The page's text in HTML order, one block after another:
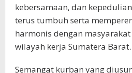
kebersamaan, dan
terus tumbuh serta
harmonis dengan
wilayah kerja Sumatera Barat.
Semangat kurban yang